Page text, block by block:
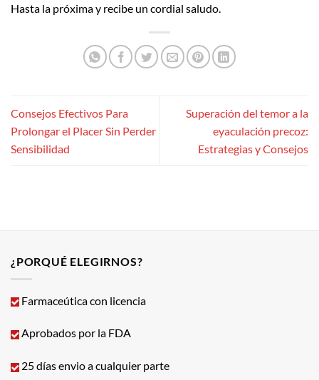
Hasta la próxima y recibe un cordial saludo.
Consejos Efectivos Para
Prolongar el Placer Sin Perder
Sensibilidad
Superación del temor a la
eyaculación precoz:
Estrategias y Consejos
¿PORQUÉ ELEGIRNOS?
Farmaceútica con licencia
Aprobados por la FDA
25 días envio a cualquier parte